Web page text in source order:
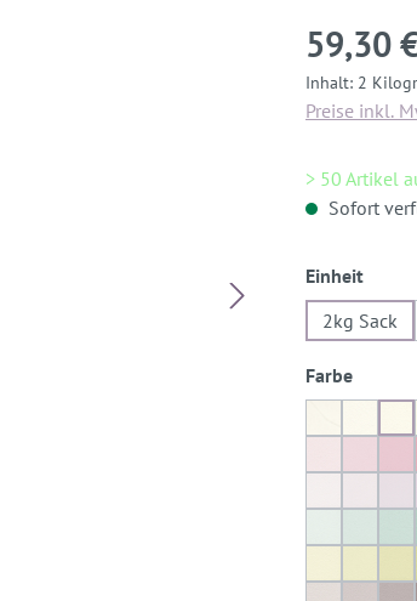
59,30
Inhalt: 2
Preise inkl.
> 50 Artikel
Sofort
Einheit
2kg Sack
Farbe
Weiß
Hillier 01
Hillier
Provence
Korfu 03
Korfu
Zyprisch 04